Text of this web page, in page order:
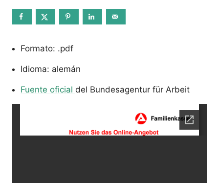
Formato: .pdf
Idioma: alemán
Fuente oficial del Bundesagentur für Arbeit